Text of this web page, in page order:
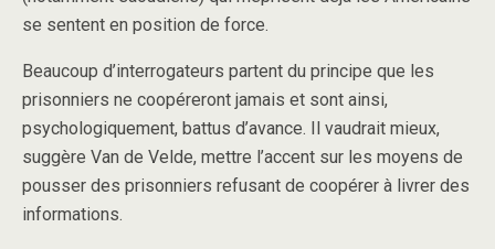
se sentent en position de force.
Beaucoup d’interrogateurs partent du principe que les
prisonniers ne coopéreront jamais et sont ainsi,
psychologiquement, battus d’avance. Il vaudrait mieux,
suggère Van de Velde, mettre l’accent sur les moyens de
pousser des prisonniers refusant de coopérer à livrer des
informations.